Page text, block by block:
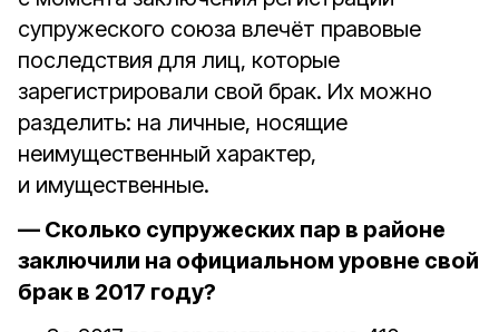
супружеского союза влечёт правовые
последствия для лиц, которые
зарегистрировали свой брак. Их можно
разделить: на личные, носящие
неимущественный характер,
и имущественные.
— Сколько супружеских пар в районе
заключили на официальном уровне свой
брак в 2017 году?